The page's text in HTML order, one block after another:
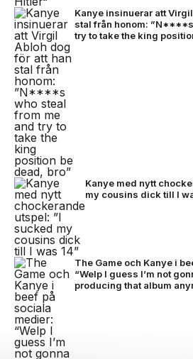
Kanye insinuerar att
stal från honom:
try to take the king
Kanye med nytt
my cousins dick till I
The Game och Kanye i
“Welp I guess I’m not
producing that album